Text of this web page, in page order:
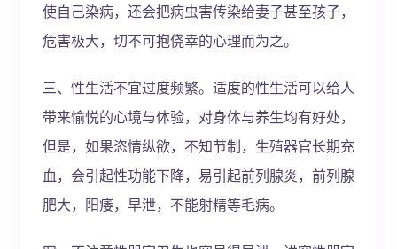
使自己染病，还会把病虫害传染给妻子甚至孩子，
危害极大，切不可抱侥幸的心理而为之。
三、性生活不宜过度频繁。适度的性生活可以给人
带来愉悦的心境与体验，对身体与养生均有好处，
但是，如果恣情纵欲，不知节制，生殖器官长期充
血，会引起性功能下降，易引起前列腺炎，前列腺
肥大，阳痿，早泄，不能射精等毛病。